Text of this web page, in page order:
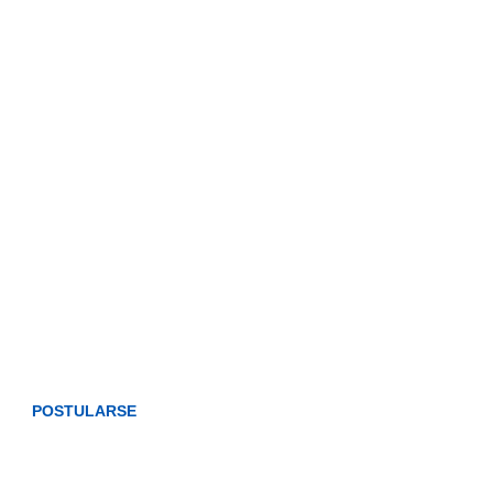
POSTULARSE